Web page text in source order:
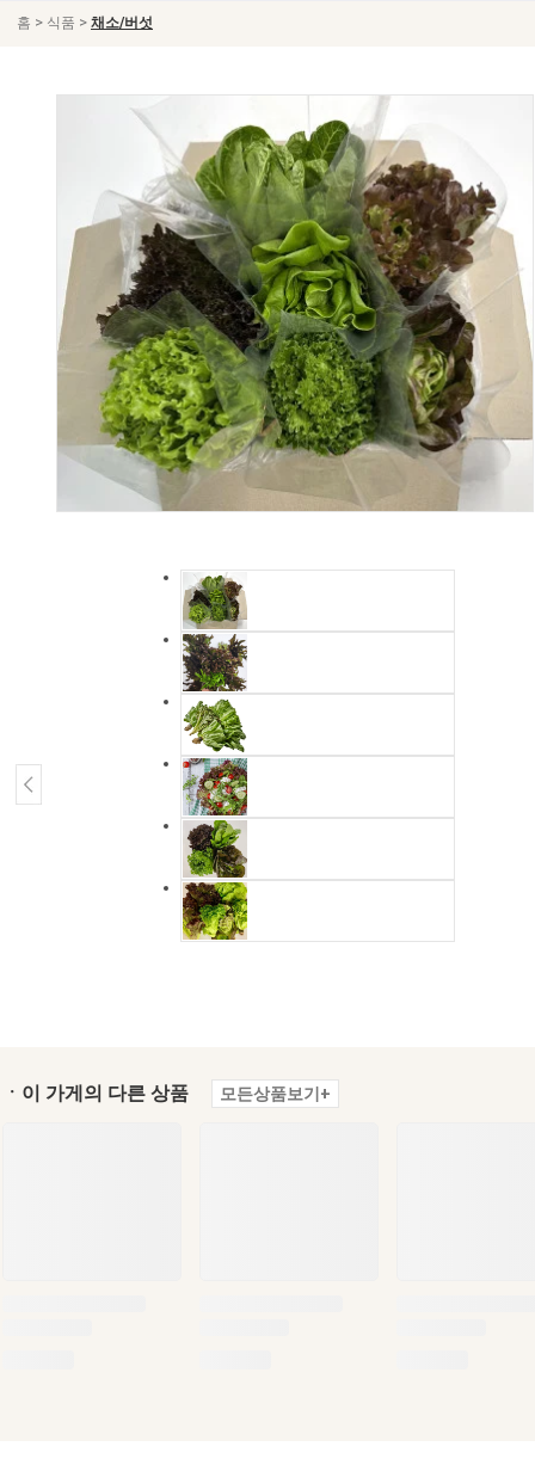
홈 > 식품 > 채소/버섯
ㆍ이 가게의 다른 상품 모든상품보기+